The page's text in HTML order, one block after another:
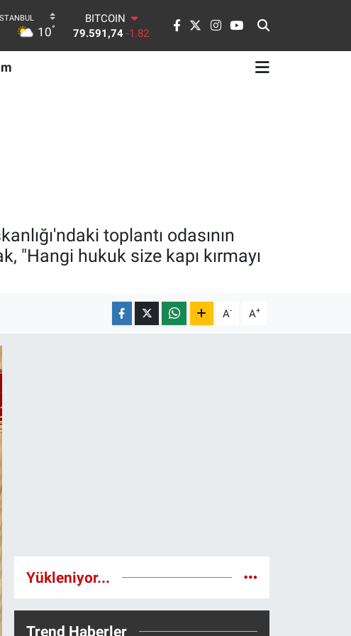
10°
79.591,74
-1.82
DOLAR
toplantı odasının
"Hangi hukuk size kapı kırmayı
A- A+
Yükleniyor...
Trend Haberler